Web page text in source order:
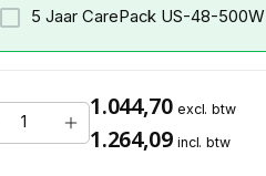
5 Jaar CarePack US-48-500W
1.044,70 excl. btw
1.264,09 incl. btw